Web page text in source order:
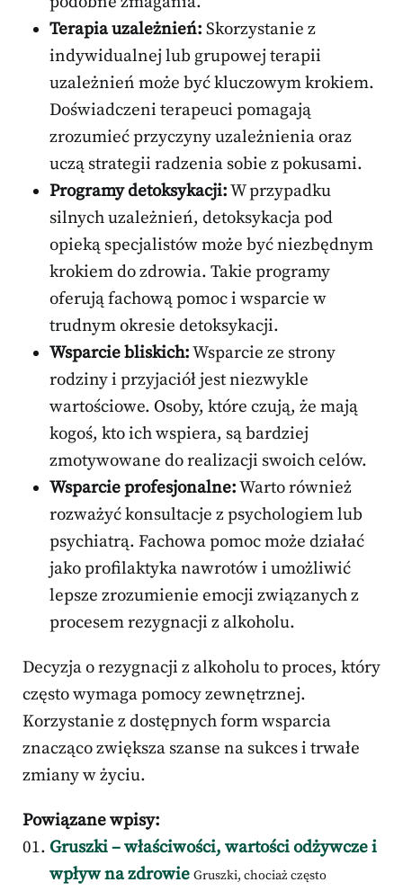
Terapia uzależnień: Skorzystanie z
indywidualnej lub grupowej terapii
uzależnień może być kluczowym krokiem.
Doświadczeni terapeuci pomagają
zrozumieć przyczyny uzależnienia oraz
uczą strategii radzenia sobie z pokusami.
Programy detoksykacji:W przypadku
silnych uzależnień, detoksykacja pod
opieką specjalistów może być niezbędnym
krokiem do zdrowia. Takie programy
oferują fachową pomoc i wsparcie w
trudnym okresie detoksykacji.
Wsparcie bliskich:Wsparcie ze strony
rodziny i przyjaciół jest niezwykle
wartościowe. Osoby, które czują, że mają
kogoś, kto ich wspiera, są bardziej
zmotywowane do realizacji swoich celów.
Wsparcie profesjonalne:Warto również
rozważyć konsultacje z psychologiem lub
psychiatrą. Fachowa pomoc może działać
jako profilaktyka nawrotów i umożliwić
lepsze zrozumienie emocji związanych z
procesem rezygnacji z alkoholu.
Decyzja o rezygnacji z alkoholu to proces, który
często wymaga pomocy zewnętrznej.
Korzystanie z dostępnych form wsparcia
znacząco zwiększa szanse na sukces i trwałe
zmiany w życiu.
Powiązane wpisy:
Gruszki – właściwości, wartości odżywcze i
wpływ na zdrowie Gruszki, chociaż często